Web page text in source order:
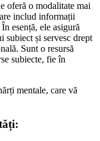
oferă o modalitate mai
includ informații
esență, ele asigură
subiect și servesc drept
Sunt o resursă
subiecte, fie în
mentale, care vă